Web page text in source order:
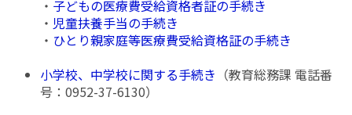
・ 子どもの医療費受給資格者証の手続き
・ 児童扶養手当の手続き
・ ひとり親家庭等医療費受給資格証の手続き
小学校、中学校に関する手続き （教育総務課 電話番
号：0952-37-6130）